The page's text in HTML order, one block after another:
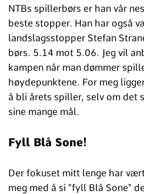
NTBs spillerbørs er han vår
beste stopper. Han har også
landslagsstopper Stefan
børs. 5.14 mot 5.06. Jeg vil
kampen når man dømmer
høydepunktene. For meg
å bli årets spiller, selv om det
sine mange mål.
Fyll Blå Sone!
Der fokuset mitt lenge har
meg med å si "fyll Blå Sone"